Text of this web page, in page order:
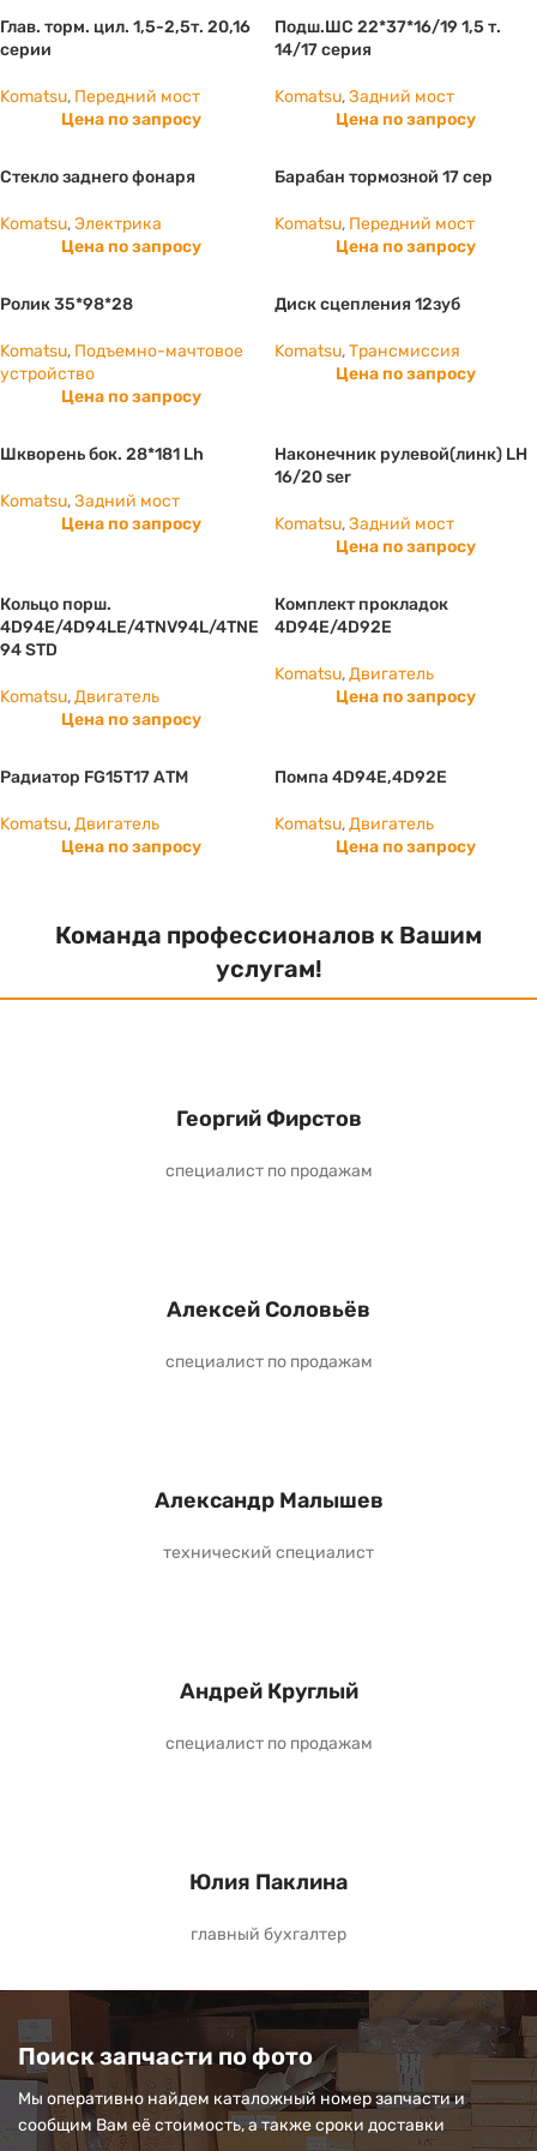
Глав. торм. цил. 1,5-2,5т. 20,16
серии
Komatsu, Передний мост
Цена по запросу
Подш.ШС 22*37*16/19 1,5 т.
14/17 серия
Komatsu,Задний мост
Цена по запросу
Стекло заднего фонаря
Komatsu,Электрика
Цена по запросу
Барабан тормозной 17 сер
Komatsu, Передний мост
Цена по запросу
Ролик 35*98*28
Komatsu, Подъемно-мачтовое
устройство
Цена по запросу
Диск сцепления 12зуб
Komatsu,Трансмиссия
Цена по запросу
Шкворень бок. 28*181 Lh
Komatsu,Задний мост
Цена по запросу
Наконечник рулевой(линк) LH
16/20 ser
Komatsu,Задний мост
Цена по запросу
Кольцо порш.
4D94E/4D94LE/4TNV94L/4TNE
94 STD
Komatsu,Двигатель
Цена по запросу
Комплект прокладок
4D94E/4D92E
Komatsu,Двигатель
Цена по запросу
Радиатор FG15T17 АТМ
Komatsu,Двигатель
Цена по запросу
Помпа 4D94E,4D92E
Komatsu,Двигатель
Цена по запросу
Команда профессионалов к Вашим
услугам!
Георгий Фирстов
специалист по продажам
Алексей Соловьёв
специалист по продажам
Александр Малышев
технический специалист
Андрей Круглый
специалист по продажам
Юлия Паклина
главный бухгалтер
Поиск запчасти по фото
Мы оперативно найдем каталожный номер запчасти и
сообщим Вам её стоимость, а также сроки доставки